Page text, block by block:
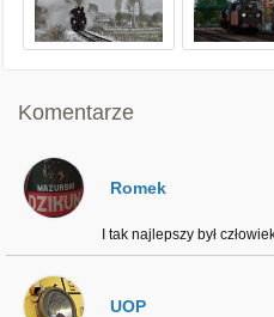
Komentarze
Romek
I tak najlepszy był
UOP